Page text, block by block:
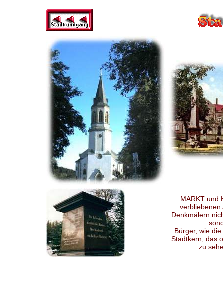
MARKT und
verbliebenen
Denkmälern
Bürger, wie
Stadtkern, das
zu